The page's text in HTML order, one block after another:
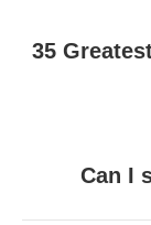
35
Can I